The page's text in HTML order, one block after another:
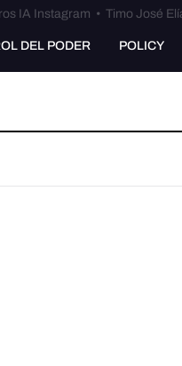
IA Instagram • Timo José
DEL PODER POLICY